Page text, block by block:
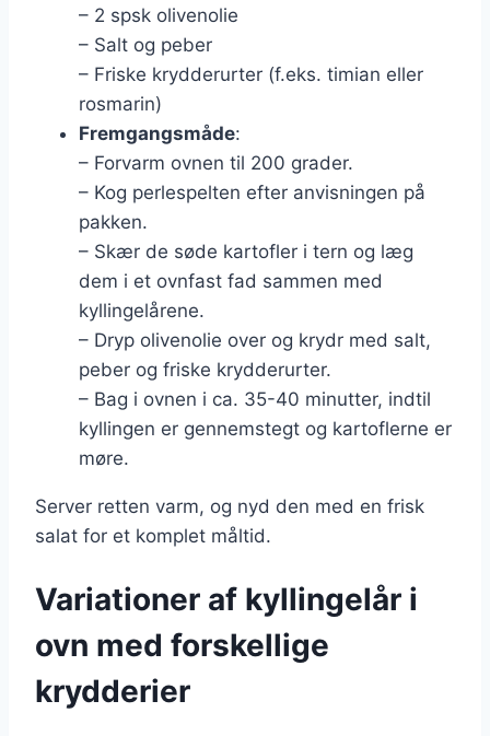
– 2 spsk olivenolie
– Salt og peber
– Friske krydderurter (f.eks. timian eller
rosmarin)
Fremgangsmåde:
– Forvarm ovnen til 200 grader.
– Kog perlespelten efter anvisningen på
pakken.
– Skær de søde kartofler i tern og læg
dem i et ovnfast fad sammen med
kyllingelårene.
– Dryp olivenolie over og krydr med salt,
peber og friske krydderurter.
– Bag i ovnen i ca. 35-40 minutter, indtil
kyllingen er gennemstegt og kartoflerne er
møre.
Server retten varm, og nyd den med en frisk
salat for et komplet måltid.
Variationer af kyllingelår i
ovn med forskellige
krydderier